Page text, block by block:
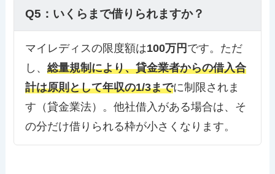
Q5：いくらまで借りられますか？
マイレディスの限度額は100万円 です。ただ
し、総量規制により、貸金業者からの借入合
計は原則として年収の1/3までに制限されま
す（貸金業法）。他社借入がある場合は、そ
の分だけ借りられる枠が小さくなります。